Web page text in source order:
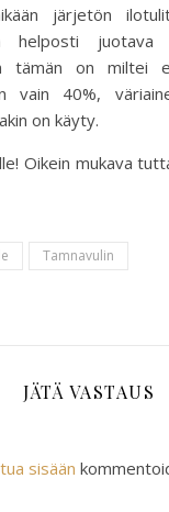
järjetön
helposti juotava
tämän on miltei
vain 40%,
on käyty.
Oikein mukava
Tamnavulin
JÄTÄ VASTAUS
sisään